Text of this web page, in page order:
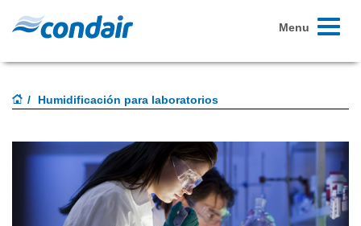
Toggle
Menu
Humidificación para laboratorios